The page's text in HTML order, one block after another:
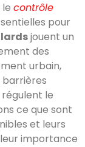
contrôle
pour
jouent un
des
urbain,
barrières
le
ce que sont
et leurs
importance